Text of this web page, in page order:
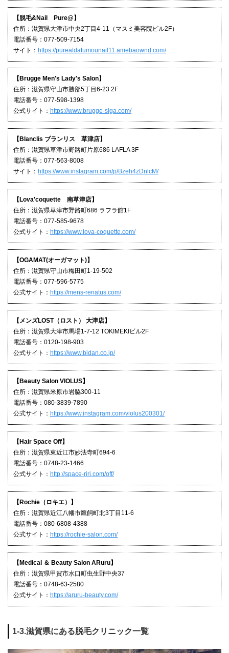
【脱毛&Nail Pure@】
住所：滋賀県大津市中央2丁目4-11（マスミ美容院ビル2F）
電話番号：077-509-7154
サイト： https://pureatdatumounail11.amebaownd.com/
【Brugge Men's Lady's Salon】
住所：滋賀県守山市勝部5丁目6-23 2F
電話番号：077-598-1398
公式サイト： https://www.brugge-siga.com/
【Blanclis ブランリス 草津店】
住所：滋賀県草津市野路町片原686 LAFLA 3F
電話番号：077-563-8008
サイト： https://www.instagram.com/p/Bzeh4zDnlcM/
【Lova'coquette 南草津店】
住所：滋賀県草津市野路町686 ラフラ館1F
電話番号：077-585-9678
公式サイト： https://www.lova-coquette.com/
【OGAMAT(オーガマット)】
住所：滋賀県守山市梅田町1-19-502
電話番号：077-596-5775
公式サイト： https://mens-renatus.com/
【メンズLOST（ロスト） 大津店】
住所：滋賀県大津市馬場1-7-12 TOKIMEKIビル2F
電話番号：0120-198-903
公式サイト： https://www.bidan.co.jp/
【Beauty Salon VIOLUS】
住所：滋賀県米原市岩脇300-11
電話番号：080-3839-7890
公式サイト： https://www.instagram.com/violus200301/
【Hair Space Off】
住所：滋賀県東近江市妙法寺町694-6
電話番号：0748-23-1466
公式サイト： http://space-riri.com/off/
【Rochie（ロキエ）】
住所：滋賀県近江八幡市鷹飼町北3丁目11-6
電話番号：080-6808-4388
公式サイト： https://rochie-salon.com/
【Medical ＆ Beauty Salon ARuru】
住所：滋賀県甲賀市水口町虫生野中央37
電話番号：0748-63-2580
公式サイト： https://aruru-beauty.com/
1-3.滋賀県にある脱毛クリニック一覧